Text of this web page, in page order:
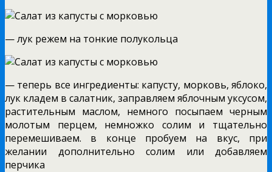
— лук режем на тонкие полукольца
— теперь все ингредиенты: капусту, морковь, яблоко,
лук кладем в салатник, заправляем яблочным уксусом,
растительным маслом, немного посыпаем черным
молотым перцем, немножко солим и тщательно
перемешиваем. в конце пробуем на вкус, при
желании дополнительно солим или добавляем
перчика